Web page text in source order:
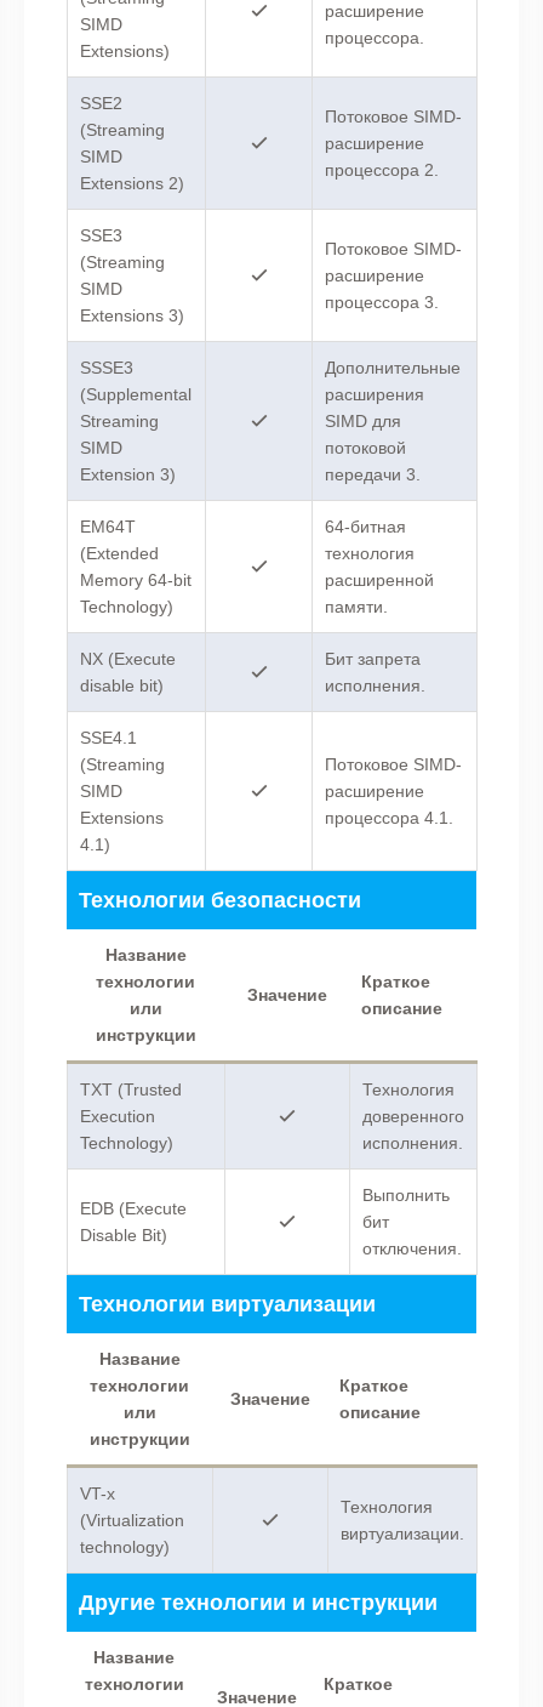
SIMD
Extensions)
расширение
процессора.
SSE2
(Streaming
SIMD
Extensions 2)
Потоковое SIMD-
расширение
процессора 2.
SSE3
(Streaming
SIMD
Extensions 3)
Потоковое SIMD-
расширение
процессора 3.
SSSE3
(Supplemental
Streaming
SIMD
Extension 3)
Дополнительные
расширения
SIMD для
потоковой
передачи 3.
EM64T
(Extended
Memory 64-bit
Technology)
64-битная
технология
расширенной
памяти.
NX (Execute
disable bit)
Бит запрета
исполнения.
SSE4.1
(Streaming
SIMD
Extensions
4.1)
Потоковое SIMD-
расширение
процессора 4.1.
Технологии безопасности
Название
технологии
или
инструкции
Значение
Краткое
описание
TXT (Trusted
Execution
Technology)
Технология
доверенного
исполнения.
EDB (Execute
Disable Bit)
Выполнить
бит
отключения.
Технологии виртуализации
Название
технологии
или
инструкции
Значение
Краткое
описание
VT-x
(Virtualization
technology)
Технология
виртуализации.
Другие технологии и инструкции
Название
технологии
Значение
Краткое